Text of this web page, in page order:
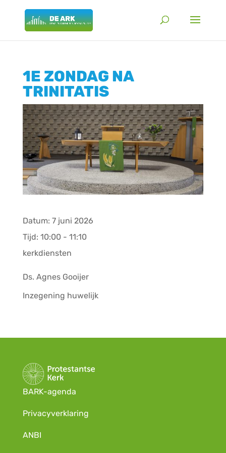
1E ZONDAG NA
TRINITATIS
Datum: 7 juni 2026
Tijd: 10:00 - 11:10
kerkdiensten
Ds. Agnes Gooijer
Inzegening huwelijk
BARK-agenda
Privacyverklaring
ANBI